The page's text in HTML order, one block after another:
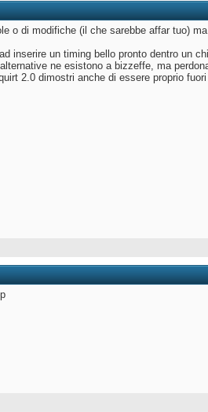
o di modifiche (il che sarebbe affar tuo)
inserire un timing bello pronto dentro un
ne esistono a bizzeffe, ma
2.0 dimostri anche di essere proprio